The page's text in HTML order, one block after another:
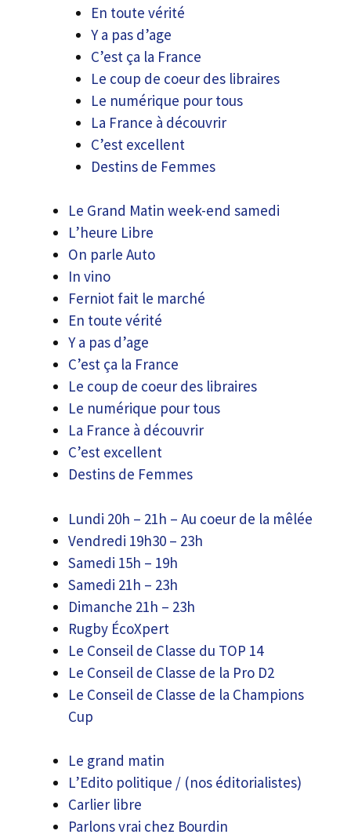
En toute vérité
Y a pas d’age
C’est ça la France
Le coup de coeur des libraires
Le numérique pour tous
La France à découvrir
C’est excellent
Destins de Femmes
Le Grand Matin week-end samedi
L’heure Libre
On parle Auto
In vino
Ferniot fait le marché
En toute vérité
Y a pas d’age
C’est ça la France
Le coup de coeur des libraires
Le numérique pour tous
La France à découvrir
C’est excellent
Destins de Femmes
Lundi 20h – 21h – Au coeur de la mêlée
Vendredi 19h30 – 23h
Samedi 15h – 19h
Samedi 21h – 23h
Dimanche 21h – 23h
Rugby ÉcoXpert
Le Conseil de Classe du TOP 14
Le Conseil de Classe de la Pro D2
Le Conseil de Classe de la Champions
Cup
Le grand matin
L’Edito politique / (nos éditorialistes)
Carlier libre
Parlons vrai chez Bourdin